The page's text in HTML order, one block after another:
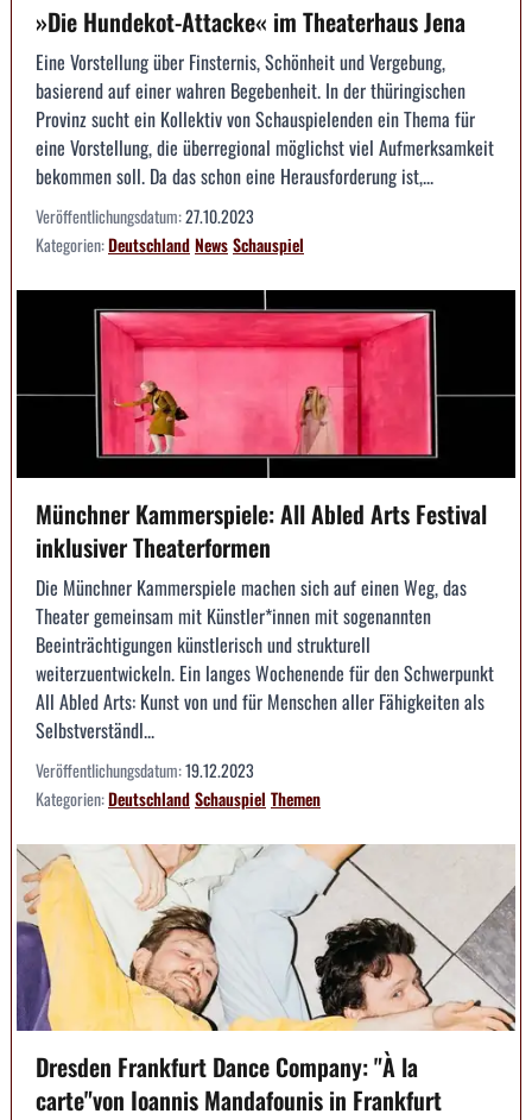
»Die Hundekot-Attacke« im Theaterhaus Jena
Eine Vorstellung über Finsternis, Schönheit und Vergebung,
basierend auf einer wahren Begebenheit. In der thüringischen
Provinz sucht ein Kollektiv von Schauspielenden ein Thema für
eine Vorstellung, die überregional möglichst viel Aufmerksamkeit
bekommen soll. Da das schon eine Herausforderung ist,...
Veröffentlichungsdatum:27.10.2023
Kategorien:DeutschlandNewsSchauspiel
Münchner Kammerspiele: All Abled Arts Festival
inklusiver Theaterformen
Die Münchner Kammerspiele machen sich auf einen Weg, das
Theater gemeinsam mit Künstler*innen mit sogenannten
Beeinträchtigungen künstlerisch und strukturell
weiterzuentwickeln. Ein langes Wochenende für den Schwerpunkt
All Abled Arts: Kunst von und für Menschen aller Fähigkeiten als
Selbstverständl...
Veröffentlichungsdatum:19.12.2023
Kategorien:DeutschlandSchauspiel Themen
Dresden Frankfurt Dance Company: "À la
carte"von Ioannis Mandafounis in Frankfurt